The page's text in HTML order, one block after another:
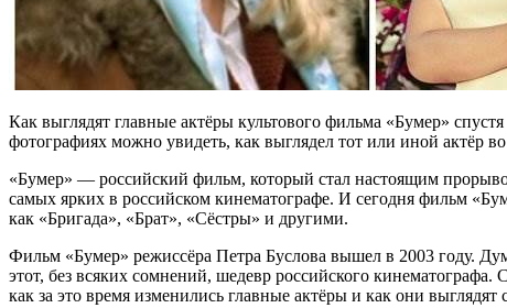
Как выглядят главные актёры культового фильма «Бумер»
фотографиях можно увидеть, как выглядел тот или иной актёр
«Бумер» — российский фильм, который стал настоящим
самых ярких в российском кинематографе. И сегодня фильм
как «Бригада», «Брат», «Сёстры» и другими.
Фильм «Бумер» режиссёра Петра Буслова вышел в 2003 году.
этот, без всяких сомнений, шедевр российского
как за это время изменились главные актёры и как они выглядят